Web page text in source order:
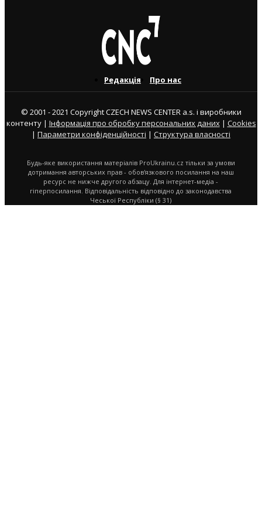
Редакція Про нас
© 2001 - 2021 Copyright CZECH NEWS CENTER a.s. і виробники
контенту | Інформація про обробку персональних даних| Cookies
| Параметри конфіденційності | Структура власності
Будь-яке використання матеріалів ProUkrainu.cz тільки за умови
дотримання авторських прав - обов'язкового посилання на наш
ресурс не нижче другого абзацу. Для інтернет-медіа -
гіперпосилання. Відповідальність відповідно до законодавства
Чеської Республіки (§ 31)